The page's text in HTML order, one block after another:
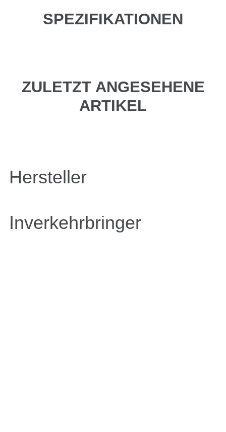
SPEZIFIKATIONEN
ZULETZT ANGESEHENE
ARTIKEL
Hersteller
Inverkehrbringer